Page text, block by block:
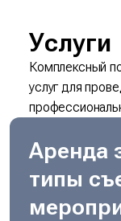
Услуги
Комплексный
услуг для
Аренда
типы